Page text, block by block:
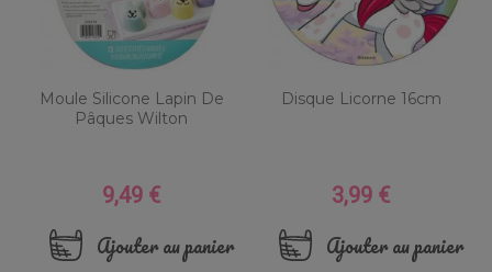
Moule Silicone Lapin De
Pâques Wilton
Prix
9,49 €
Ajouter au panier
Disque Licorne 16cm
Prix
3,99 €
Ajouter au panier